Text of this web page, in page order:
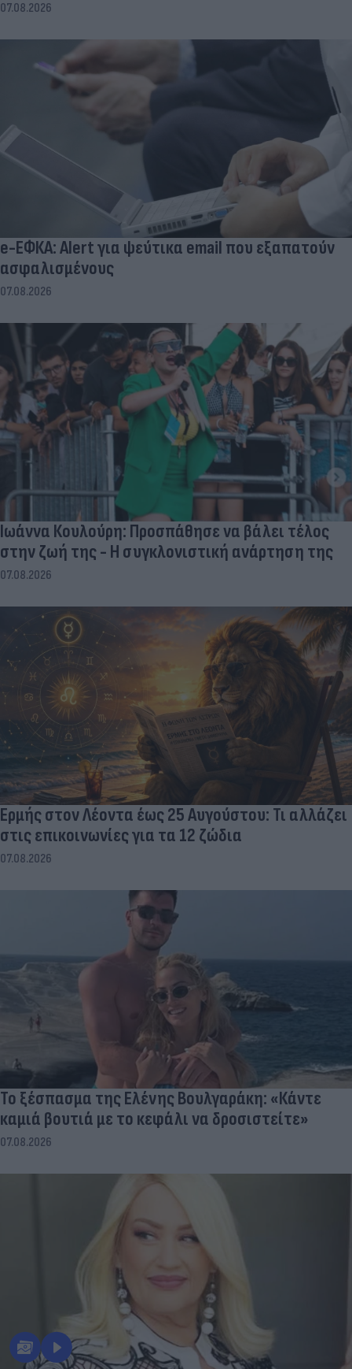
07.08.2026
e-ΕΦΚΑ: Alert για ψεύτικα email που εξαπατούν
ασφαλισμένους
07.08.2026
Ιωάννα Κουλούρη: Προσπάθησε να βάλει τέλος
στην ζωή της - Η συγκλονιστική ανάρτηση της
07.08.2026
Ερμής στον Λέοντα έως 25 Αυγούστου: Τι αλλάζει
στις επικοινωνίες για τα 12 ζώδια
07.08.2026
Το ξέσπασμα της Ελένης Βουλγαράκη: «Κάντε
καμιά βουτιά με το κεφάλι να δροσιστείτε»
07.08.2026